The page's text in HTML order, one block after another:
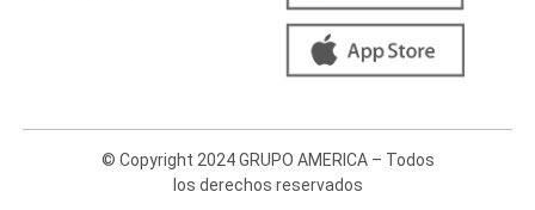
© Copyright 2024 GRUPO AMERICA – Todos
los derechos reservados